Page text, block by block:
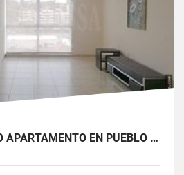
SE VENDE HERMOSO APARTAMENTO EN PUEBLO NUEVO